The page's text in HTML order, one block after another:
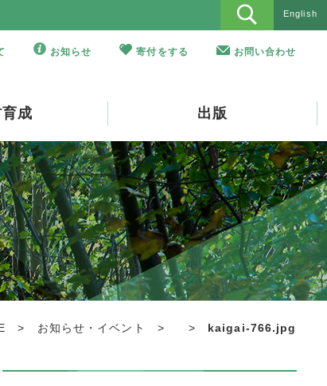
English
お知らせ 寄付をする お問い合わせ
成 出版
> お知らせ・イベント > > kaigai-766.jpg